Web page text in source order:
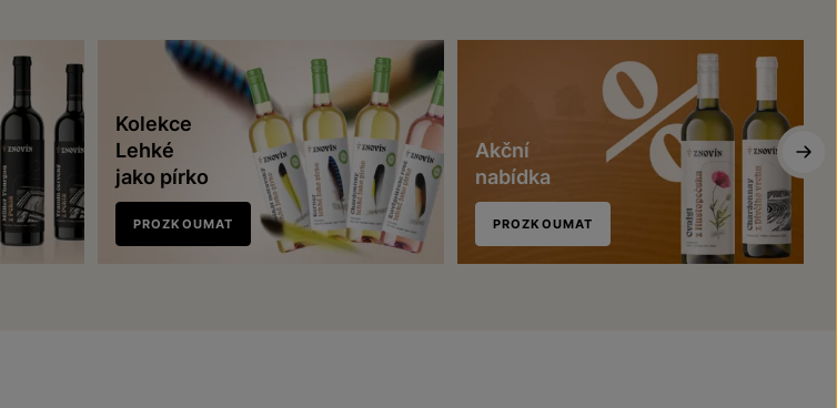
Kolekce
Lehké
jako pírko
PROZKOUMAT
Akční
nabídka
PROZKOUMAT